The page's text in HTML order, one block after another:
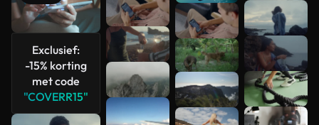
Exclusief:
-15% korting
met code
"COVERR15"
Meer
bekijken